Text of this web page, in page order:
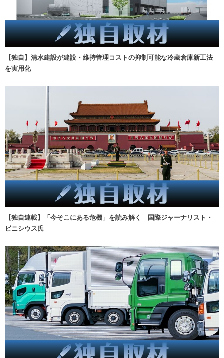
【独自】清水建設が建設・維持管理コストの抑制可能な冷蔵倉庫新工法
を実用化
【独自連載】「今そこにある危機」を読み解く 国際ジャーナリスト・
ビニシウス氏